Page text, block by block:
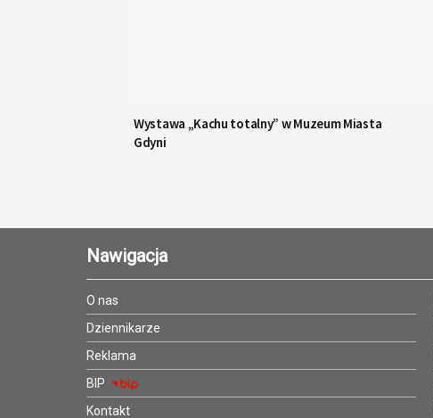
Wystawa „Kachu totalny” w Muzeum Miasta
Gdyni
Nawigacja
O nas
Dziennikarze
Reklama
BIP
Kontakt